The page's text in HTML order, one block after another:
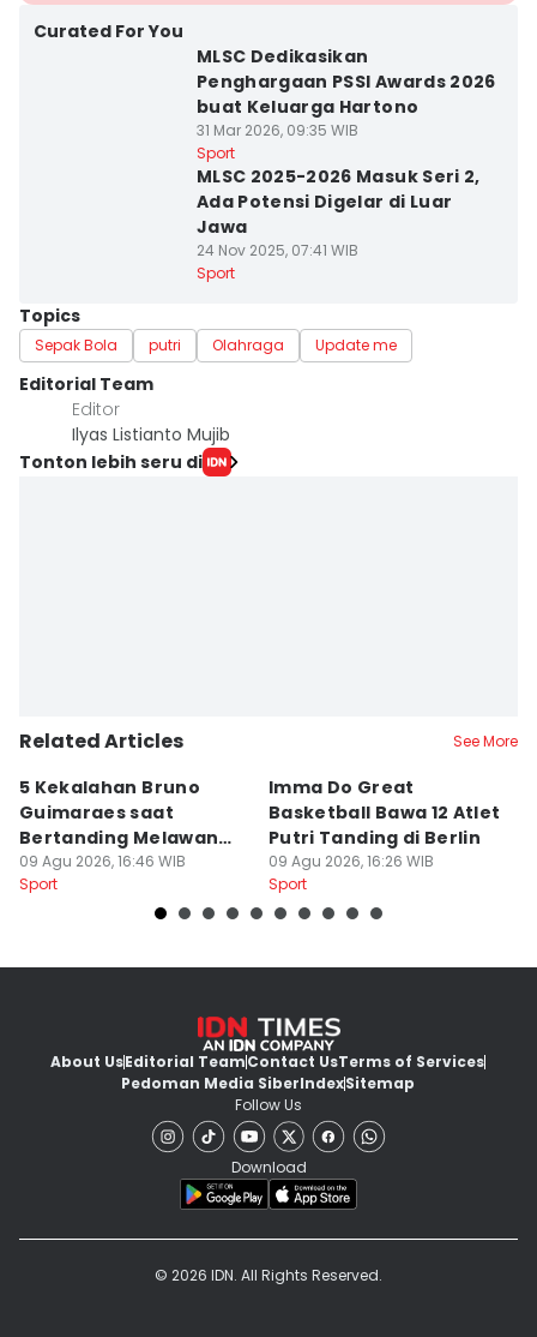
Curated For You
MLSC Dedikasikan
Penghargaan PSSI Awards 2026
buat Keluarga Hartono
31 Mar 2026, 09:35 WIB
Sport
MLSC 2025-2026 Masuk Seri 2,
Ada Potensi Digelar di Luar
Jawa
24 Nov 2025, 07:41 WIB
Sport
Topics
Sepak Bola putri Olahraga Update me
Editorial Team
Editor
Ilyas Listianto Mujib
Tonton lebih seru di
Related Articles See More
5 Kekalahan Bruno
Guimaraes saat
Bertanding Melawan
Arsenal
09 Agu 2026, 16:46 WIB
Sport
Imma Do Great
Basketball Bawa 12 Atlet
Putri Tanding di Berlin
09 Agu 2026, 16:26 WIB
Sport
About UsEditorial TeamContact UsTerms of Services
Pedoman Media SiberIndexSitemap
Follow Us
Download
© 2026 IDN. All Rights Reserved.